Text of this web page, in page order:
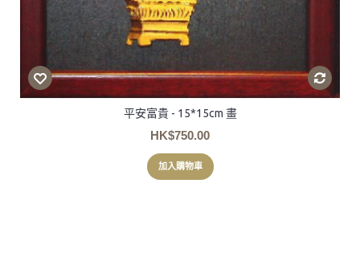
平安富貴 - 15*15cm 畫
HK$750.00
加入購物車